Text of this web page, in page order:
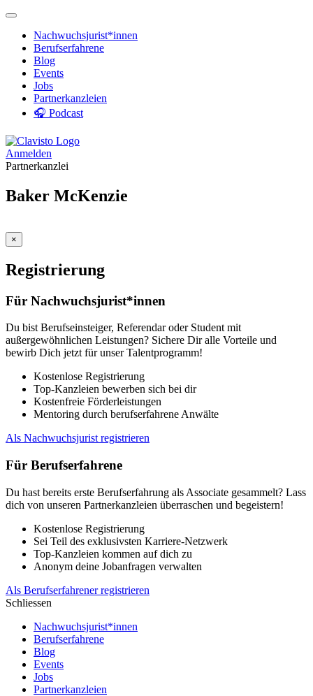
Nachwuchsjurist*innen
Berufserfahrene
Blog
Events
Jobs
Partnerkanzleien
🎧 Podcast
Anmelden
Partnerkanzlei
Baker McKenzie
×
Registrierung
Für Nachwuchsjurist*innen
Du bist Berufseinsteiger, Referendar oder Student mit
außergewöhnlichen Leistungen? Sichere Dir alle Vorteile und
bewirb Dich jetzt für unser Talentprogramm!
Kostenlose Registrierung
Top-Kanzleien bewerben sich bei dir
Kostenfreie Förderleistungen
Mentoring durch berufserfahrene Anwälte
Als Nachwuchsjurist registrieren
Für Berufserfahrene
Du hast bereits erste Berufserfahrung als Associate gesammelt? Lass
dich von unseren Partnerkanzleien überraschen und begeistern!
Kostenlose Registrierung
Sei Teil des exklusivsten Karriere-Netzwerk
Top-Kanzleien kommen auf dich zu
Anonym deine Jobanfragen verwalten
Als Berufserfahrener registrieren
Schliessen
Nachwuchsjurist*innen
Berufserfahrene
Blog
Events
Jobs
Partnerkanzleien